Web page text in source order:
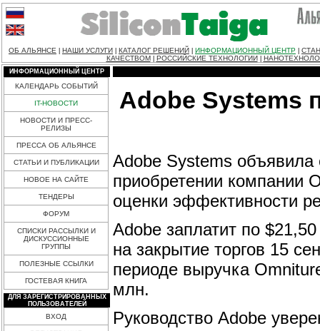
ОБ АЛЬЯНСЕ НАШИ УСЛУГИ КАТАЛОГ РЕШЕНИЙ ИНФОРМАЦИОННЫЙ ЦЕНТР
КАЧЕСТВОМ
РОССИЙСКИЕ ТЕХНОЛОГИИ
ИНФОРМАЦИОННЫЙ ЦЕНТР
КАЛЕНДАРЬ СОБЫТИЙ
IT-НОВОСТИ
НОВОСТИ И ПРЕСС-
РЕЛИЗЫ
ПРЕССА ОБ АЛЬЯНСЕ
СТАТЬИ И ПУБЛИКАЦИИ
НОВОЕ НА САЙТЕ
ТЕНДЕРЫ
ФОРУМ
СПИСКИ РАССЫЛКИ И
ДИСКУССИОННЫЕ
ГРУППЫ
ПОЛЕЗНЫЕ ССЫЛКИ
ГОСТЕВАЯ КНИГА
ДЛЯ ЗАРЕГИСТРИРОВАННЫХ
ПОЛЬЗОВАТЕЛЕЙ
ВХОД
Adobe Systems
Adobe Systems
приобретении компании
оценки эффективности
Adobe заплатит по
на закрытие торгов 15
периоде выручка
млн.
Руководство Adobe